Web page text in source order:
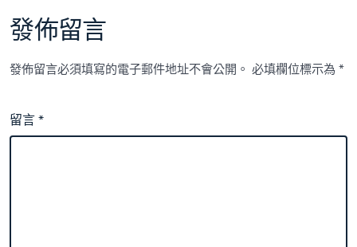
發佈留言
發佈留言必須填寫的電子郵件地址不會公開。 必填欄位標示為*
留言*